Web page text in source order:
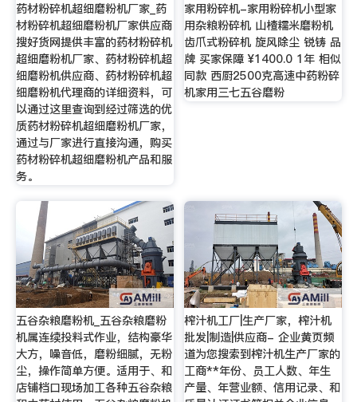
药材粉碎机超细磨粉机厂家_药
材粉碎机超细磨粉机厂家供应商
搜好货网提供丰富的药材粉碎机
超细磨粉机厂家、药材粉碎机超
细磨粉机供应商、药材粉碎机超
细磨粉机代理商的详细资料，可
以通过这里查询到经过筛选的优
质药材粉碎机超细磨粉机厂家，
通过与厂家进行直接沟通，购买
药材粉碎机超细磨粉机产品和服
务。
家用粉碎机-家用粉碎机小型家
用杂粮粉碎机 山楂糯米磨粉机
齿爪式粉碎机 旋风除尘 锐铸 品
牌 买家保障 ¥1400.0 1年 相似
同款 西厨2500克高速中药粉碎
机家用三七五谷磨粉
五谷杂粮磨粉机_五谷杂粮磨粉
机属连续投料式作业，结构豪华
大方，噪音低，磨粉细腻，无粉
尘，操作简单方便。适用于、和
店铺档口现场加工各种五谷杂粮
榨汁机工厂|生产厂家，榨汁机
批发|制造|供应商- 企业黄页频
道为您搜索到榨汁机生产厂家的
工商**年份、员工人数、年生
产量、年营业额、信用记录、和